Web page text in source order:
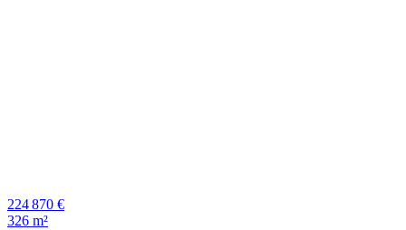
224 870 €
326 m²